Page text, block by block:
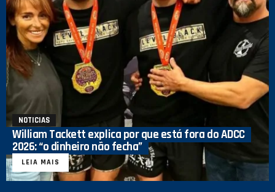
NOTICIAS
William Tackett explica por que está fora do ADCC
2026: “o dinheiro não fecha”
LEIA MAIS